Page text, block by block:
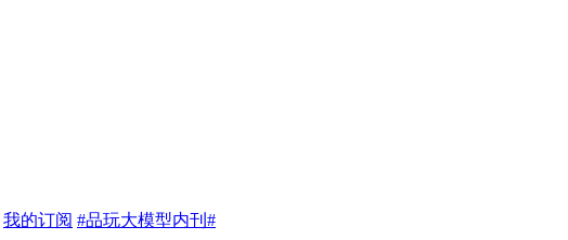
我的订阅 #品玩大模型内刊#